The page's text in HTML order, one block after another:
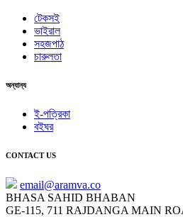
টেকসই
ভাইরাল
সহজপাঠ
চারুলতা
অন্যান্য
ই-পত্রিকা
বইঘর
CONTACT US
email@aramva.co
BHASA SAHID BHABAN
GE-115, 711 RAJDANGA MAIN